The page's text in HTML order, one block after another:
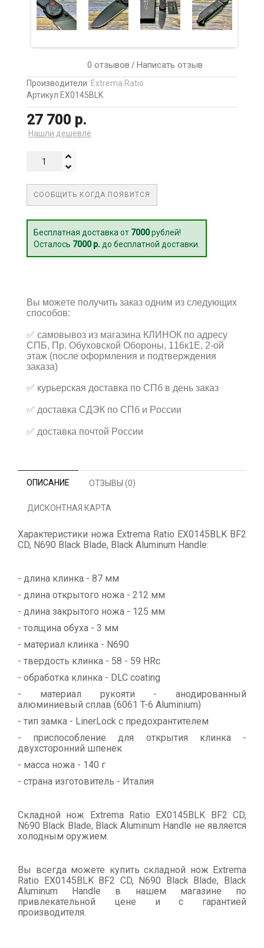
0 отзывов /Написать отзыв
Производители Extrema Ratio
Артикул EX0145BLK
27 700 р.
Нашли дешевле
СООБЩИТЬ КОГДА ПОЯВИТСЯ
Бесплатная доставка от 7000рублей!
Осталось 7000 р. до бесплатной доставки.
Вы можете получить заказ одним из следующих
способов:
✅ самовывоз из магазина КЛИНОК по адресу
СПБ, Пр. Обуховской Обороны, 116к1Е, 2-ой
этаж (после оформления и подтверждения
заказа)
✅ курьерская доставка по СПб в день заказ
✅ доставка СДЭК по СПб и России
✅ доставка почтой России
ОПИСАНИЕ ОТЗЫВЫ (0)
ДИСКОНТНАЯ КАРТА
Характеристики ножа Extrema Ratio EX0145BLK BF2
CD, N690 Black Blade, Black Aluminum Handle:
- длина клинка - 87 мм
- длина открытого ножа - 212 мм
- длина закрытого ножа - 125 мм
- толщина обуха - 3 мм
- материал клинка - N690
- твердость клинка - 58 - 59 HRc
- обработка клинка - DLC coating
- материал рукояти - анодированный
алюминиевый сплав (6061 T-6 Aluminium)
- тип замка - LinerLock с предохрантителем
- приспособление для открытия клинка -
двухсторонний шпенек
- масса ножа - 140 г
- страна изготовитель - Италия
Складной нож Extrema Ratio EX0145BLK BF2 CD,
N690 Black Blade, Black Aluminum Handle не является
холодным оружием.
Вы всегда можете купить складной нож Extrema
Ratio EX0145BLK BF2 CD, N690 Black Blade, Black
Aluminum Handle в нашем магазине по
привлекательной цене и с гарантией
производителя.